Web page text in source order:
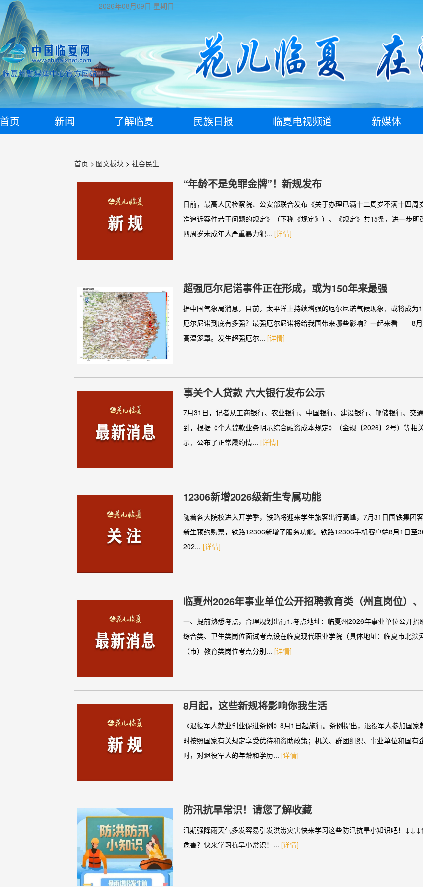
2026年08月09日 星期日
首页 新闻 了解临夏 民族日报 临夏电视频道 新媒体
首页 > 图文板块 > 社会民生
“年龄不是免罪金牌”！新规发布
日前，最高人民检察院、公安部联合发布《关于办理已满十二周岁不满十四周
准追诉案件若干问题的规定》（下称《规定》）。《规定》共15条，进一步明
四周岁未成年人严重暴力犯... [详情]
超强厄尔尼诺事件正在形成，或为150年来最强
据中国气象局消息，目前，太平洋上持续增强的厄尔尼诺气候现象，或将成为
厄尔尼诺到底有多强？最强厄尔尼诺将给我国带来哪些影响？一起来看——8
高温笼罩。发生超强厄尔... [详情]
事关个人贷款 六大银行发布公示
7月31日，记者从工商银行、农业银行、中国银行、建设银行、邮储银行、交
到，根据《个人贷款业务明示综合融资成本规定》（金规〔2026〕2号）等相
示，公布了正常履约情... [详情]
12306新增2026级新生专属功能
随着各大院校进入开学季，铁路将迎来学生旅客出行高峰，7月31日国铁集团
新生预约购票，铁路12306新增了服务功能。铁路12306手机客户端8月1日
202... [详情]
临夏州2026年事业单位公开招聘教育类（州直岗位）
位面试指南
一、提前熟悉考点，合理规划出行1.考点地址：临夏州2026年事业单位公开招
综合类、卫生类岗位面试考点设在临夏现代职业学院（具体地址：临夏市北滨
（市）教育类岗位考点分别... [详情]
8月起，这些新规将影响你我生活
《退役军人就业创业促进条例》8月1日起施行。条例提出，退役军人参加国
时按照国家有关规定享受优待和资助政策；机关、群团组织、事业单位和国有
时，对退役军人的年龄和学历... [详情]
防汛抗旱常识！请您了解收藏
汛期强降雨天气多发容易引发洪涝灾害快来学习这些防汛抗旱小知识吧！
危害？快来学习抗旱小常识！... [详情]